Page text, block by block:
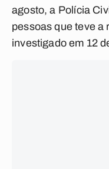
agosto, a Polícia
pessoas que teve a
investigado em 12